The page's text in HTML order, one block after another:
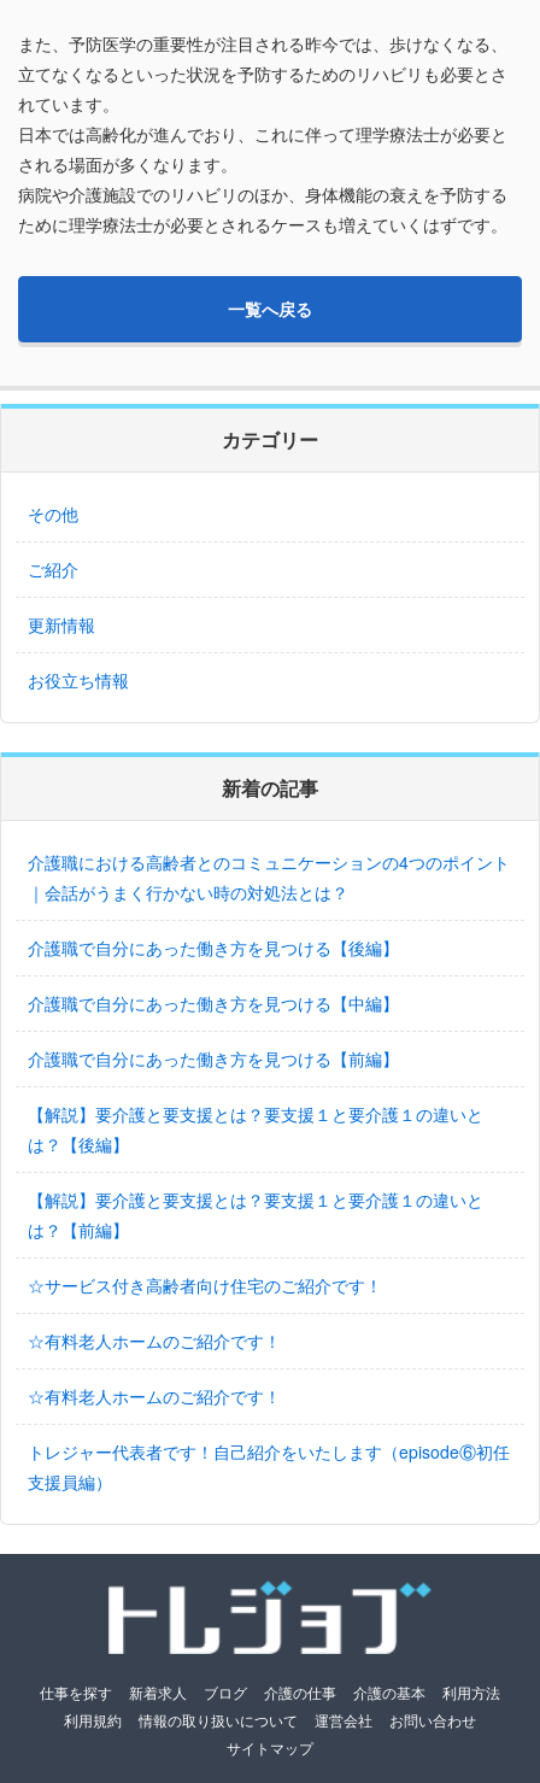
また、予防医学の重要性が注目される昨今では、歩けなくなる、
立てなくなるといった状況を予防するためのリハビリも必要とさ
れています。
日本では高齢化が進んでおり、これに伴って理学療法士が必要と
される場面が多くなります。
病院や介護施設でのリハビリのほか、身体機能の衰えを予防する
ために理学療法士が必要とされるケースも増えていくはずです。
一覧へ戻る
カテゴリー
その他
ご紹介
更新情報
お役立ち情報
新着の記事
介護職における高齢者とのコミュニケーションの4つのポイント
｜会話がうまく行かない時の対処法とは？
介護職で自分にあった働き方を見つける【後編】
介護職で自分にあった働き方を見つける【中編】
介護職で自分にあった働き方を見つける【前編】
【解説】要介護と要支援とは？要支援１と要介護１の違いと
は？【後編】
【解説】要介護と要支援とは？要支援１と要介護１の違いと
は？【前編】
☆サービス付き高齢者向け住宅のご紹介です！
☆有料老人ホームのご紹介です！
☆有料老人ホームのご紹介です！
トレジャー代表者です！自己紹介をいたします（episode⑥初任
支援員編）
仕事を探す 新着求人 ブログ 介護の仕事 介護の基本
利用方法
利用規約
情報の取り扱いについて 運営会社
お問い合わせ
サイトマップ